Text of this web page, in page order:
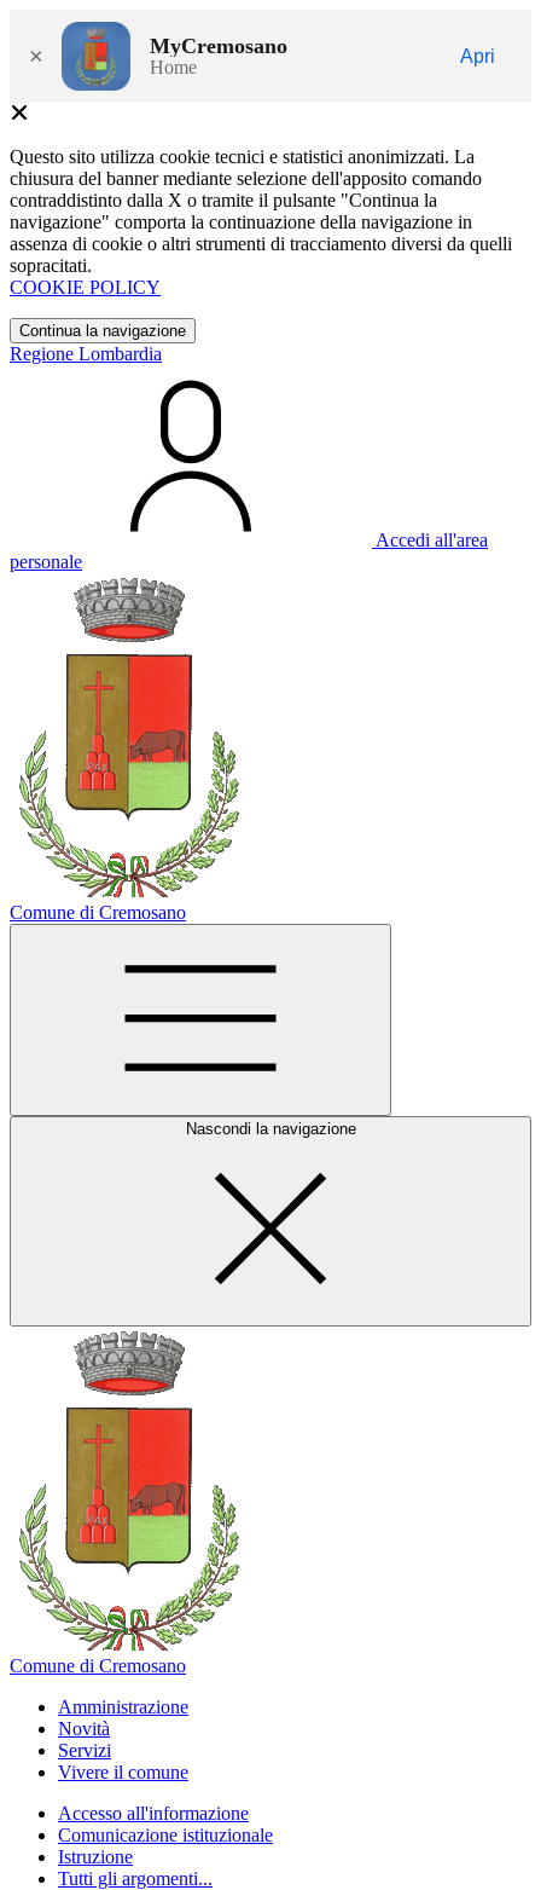
× MyCremosano
Home
Apri
Questo sito utilizza cookie tecnici e statistici anonimizzati. La
chiusura del banner mediante selezione dell'apposito comando
contraddistinto dalla X o tramite il pulsante "Continua la
navigazione" comporta la continuazione della navigazione in
assenza di cookie o altri strumenti di tracciamento diversi da quelli
sopracitati.
COOKIE POLICY
Continua la navigazione
Regione Lombardia
Accedi all'area
personale
Comune di Cremosano
Nascondi la navigazione
Comune di Cremosano
Amministrazione
Novità
Servizi
Vivere il comune
Accesso all'informazione
Comunicazione istituzionale
Istruzione
Tutti gli argomenti...